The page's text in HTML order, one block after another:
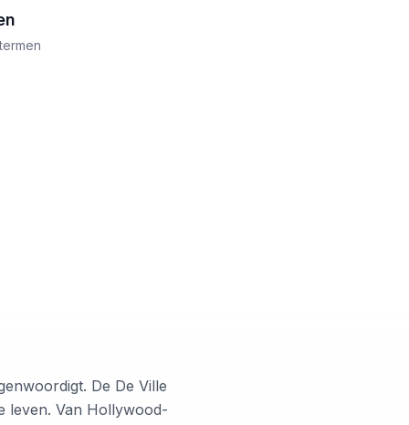
De De Ville
leven. Van Hollywood-